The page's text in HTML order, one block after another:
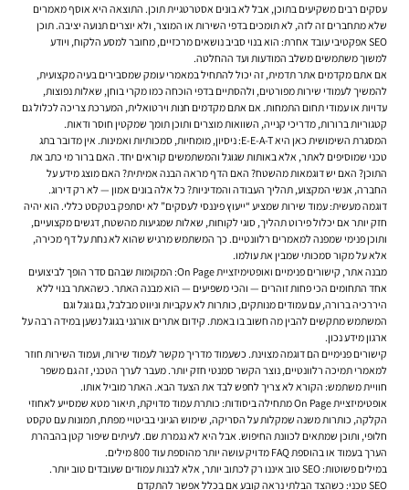
עסקים רבים משקיעים בתוכן, אבל לא בונים אסטרטגיית תוכן. התוצאה היא אוסף מאמרים
שלא מתחברים זה לזה, לא תומכים בדפי השירות או המוצר, ולא יוצרים תנועה יציבה. תוכן
SEO אפקטיבי עובד אחרת: הוא בנוי סביב נושאים מרכזיים, מחובר למסע הלקוח, ויודע
למשוך משתמשים משלב המודעות ועד ההחלטה.
אם אתם מקדמים אתר תדמית, זה יכול להתחיל במאמרי עומק שמסבירים בעיה מקצועית,
להמשיך לעמודי שירות מפורטים, ולהסתיים בדפי הוכחה כמו מקרי בוחן, שאלות נפוצות,
עדויות או עמודי תחום התמחות. אם אתם מקדמים חנות וירטואלית, המערכת צריכה לכלול גם
קטגוריות ברורות, מדריכי קנייה, השוואות מוצרים ותוכן תומך שמקטין חוסר ודאות.
המסגרת השימושית כאן היא E-E-A-T: ניסיון, מומחיות, סמכותיות ואמינות. אין מדובר בתג
טכני שמוסיפים לאתר, אלא באותות שגוגל והמשתמשים קוראים יחד. האם ברור מי כתב את
התוכן? האם יש דוגמאות מהשטח? האם הדף מראה הבנה אמיתית? האם מוצג מידע על
החברה, אנשי המקצוע, תהליך העבודה והמדיניות? כל אלה בונים אמון — לא רק דירוג.
דוגמה מעשית: עמוד שירות שמציע “ייעוץ פיננסי לעסקים” לא יסתפק בטקסט כללי. הוא יהיה
חזק יותר אם יכלול פירוט תהליך, סוגי לקוחות, שאלות שמגיעות מהשטח, דגשים מקצועיים,
ותוכן פנימי שמפנה למאמרים רלוונטיים. כך המשתמש מרגיש שהוא לא נחת על דף מכירה,
אלא על מקור סמכותי שמבין את עולמו.
מבנה אתר, קישורים פנימיים ואופטימיזציית On Page: המקומות שבהם סדר הופך לביצועים
אחד התחומים הכי פחות זוהרים — והכי משפיעים — הוא מבנה האתר. כשהאתר בנוי ללא
היררכיה ברורה, עם עמודים מנותקים, כותרות לא עקביות וניווט מבלבל, גם גוגל וגם
המשתמש מתקשים להבין מה חשוב בו באמת. קידום אתרים אורגני בגוגל נשען במידה רבה על
ארגון מידע נכון.
קישורים פנימיים הם דוגמה מצוינת. כשעמוד מדריך מקשר לעמוד שירות, ועמוד השירות חוזר
למאמרי תמיכה רלוונטיים, נוצר הקשר סמנטי חזק יותר. מעבר לערך הטכני, זה גם משפר
חוויית משתמש: הקורא לא צריך לחפש לבד את הצעד הבא. האתר מוביל אותו.
אופטימיזציית On Page מתחילה ביסודות: כותרת עמוד מדויקת, תיאור מטא שמסייע לאחוזי
הקלקה, כותרות משנה שמקלות על הסריקה, שימוש הגיוני בביטויי מפתח, תמונות עם טקסט
חלופי, ותוכן שמתאים לכוונת החיפוש. אבל היא לא נגמרת שם. לעיתים שיפור קטן בהבהרת
הערך בעמוד או בהוספת FAQ מדויק עושה יותר מהוספת עוד 800 מילים.
במילים פשוטות: SEO טוב איננו רק לכתוב יותר, אלא לבנות עמודים שעובדים טוב יותר.
SEO טכני: כשהצד הבלתי נראה קובע אם בכלל אפשר להתקדם